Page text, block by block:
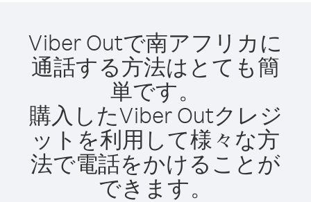
Viber Outで南アフリカに
通話する方法はとても簡
単です。
購入したViber Outクレジ
ットを利用して様々な方
法で電話をかけることが
できます。